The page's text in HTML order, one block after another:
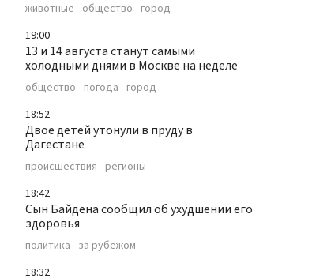
животные общество город
19:00
13 и 14 августа станут самыми
холодными днями в Москве на неделе
общество погода город
18:52
Двое детей утонули в пруду в
Дагестане
происшествия регионы
18:42
Сын Байдена сообщил об ухудшении его
здоровья
политика за рубежом
18:32